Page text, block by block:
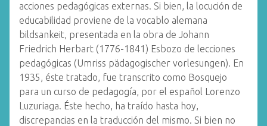
acciones pedagógicas externas. Si bien, la locución de
educabilidad proviene de la vocablo alemana
bildsankeit, presentada en la obra de Johann
Friedrich Herbart (1776-1841) Esbozo de lecciones
pedagógicas (Umriss pädagogischer vorlesungen). En
1935, éste tratado, fue transcrito como Bosquejo
para un curso de pedagogía, por el español Lorenzo
Luzuriaga. Éste hecho, ha traído hasta hoy,
discrepancias en la traducción del mismo. Si bien no